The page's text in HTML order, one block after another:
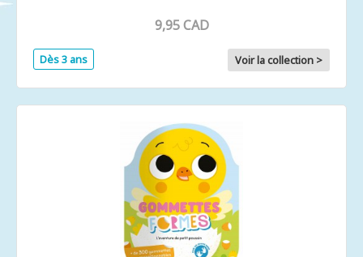
9,95 CAD
Dès 3 ans Voir la collection >